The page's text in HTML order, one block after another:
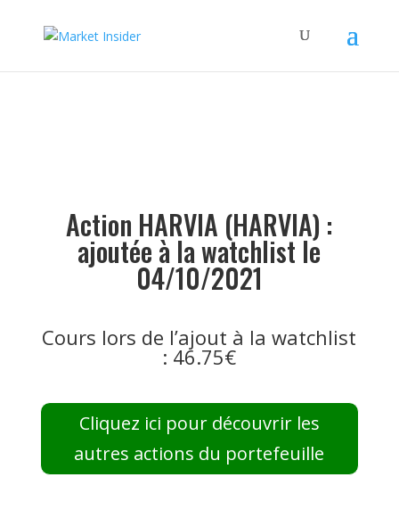
Action HARVIA (HARVIA) :
ajoutée à la watchlist le
04/10/2021
Cours lors de l’ajout à la watchlist
: 46.75€
Cliquez ici pour découvrir les
autres actions du portefeuille